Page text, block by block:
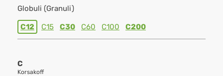
Globuli (Granuli)
C12 C15 C30 C60 C100 C200
C
Korsakoff